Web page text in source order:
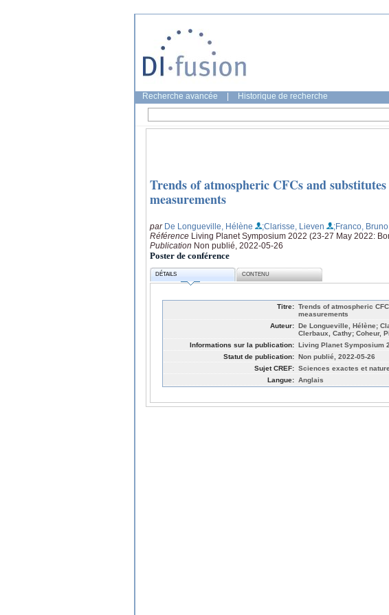
Recherche avancée Historique de recherche
Trends of atmospheric CFCs and
measurements
par De Longueville, Hélène ;Clarisse, Lieven ;Franco, Bruno
Référence Living Planet Symposium 2022 (23-27 May 2022:
Publication Non publié, 2022-05-26
Poster de conférence
DÉTAILS CONTENU
Titre: Trends of atmospheric
measurements
Auteur: De Longueville, Hélène;
Clerbaux, Cathy; Coheur,
Informations sur la publication: Living Planet Symposium
Statut de publication: Non publié, 2022-05-26
Sujet CREF: Sciences exactes et
Langue: Anglais